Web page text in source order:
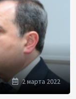
2 марта 2022